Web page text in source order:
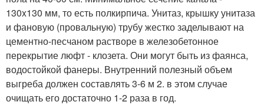
130x130 мм, то есть полкирпича. Унитаз, крышку унитаза
и фановую (провальную) трубу жестко заделывают на
цементно-песчаном растворе в железобетонное
перекрытие люфт - клозета. Они могут быть из фаянса,
водостойкой фанеры. Внутренний полезный объем
выгреба должен составлять 3-6 м 2. в этом случае
очищать его достаточно 1-2 раза в год.